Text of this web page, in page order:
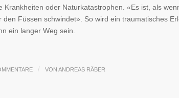
Krankheiten oder Naturkatastrophen. «Es ist, als
den Füssen schwindet». So wird ein traumatisches
ein langer Weg sein.
/ VON ANDREAS RÄBER